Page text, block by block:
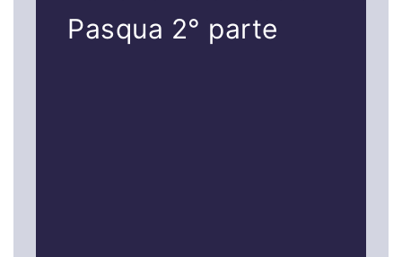
Pasqua 2° parte